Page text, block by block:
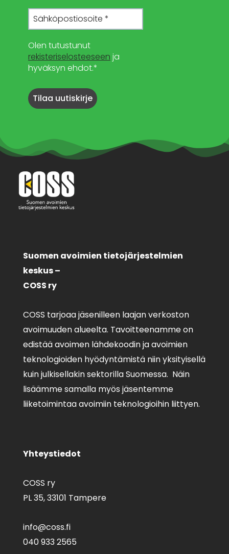
Olen tutustunut
rekisteriselosteeseen ja
hyväksyn ehdot.*
Suomen avoimien tietojärjestelmien
keskus –
COSS ry
COSS tarjoaa jäsenilleen laajan verkoston
avoimuuden alueelta. Tavoitteenamme on
edistää avoimen lähdekoodin ja avoimien
teknologioiden hyödyntämistä niin yksityisellä
kuin julkisellakin sektorilla Suomessa. Näin
lisäämme samalla myös jäsentemme
liiketoimintaa avoimiin teknologioihin liittyen.
Yhteystiedot
COSS ry
PL 35,33101 Tampere
info@coss.fi
040 933 2565